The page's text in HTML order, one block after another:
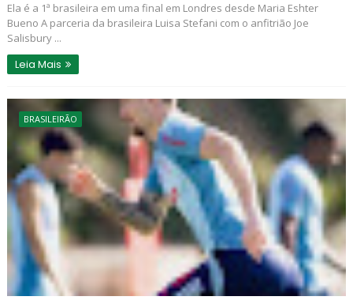
Ela é a 1ª brasileira em uma final em Londres desde Maria Eshter
Bueno A parceria da brasileira Luisa Stefani com o anfitrião Joe
Salisbury ...
Leia Mais
BRASILEIRÃO